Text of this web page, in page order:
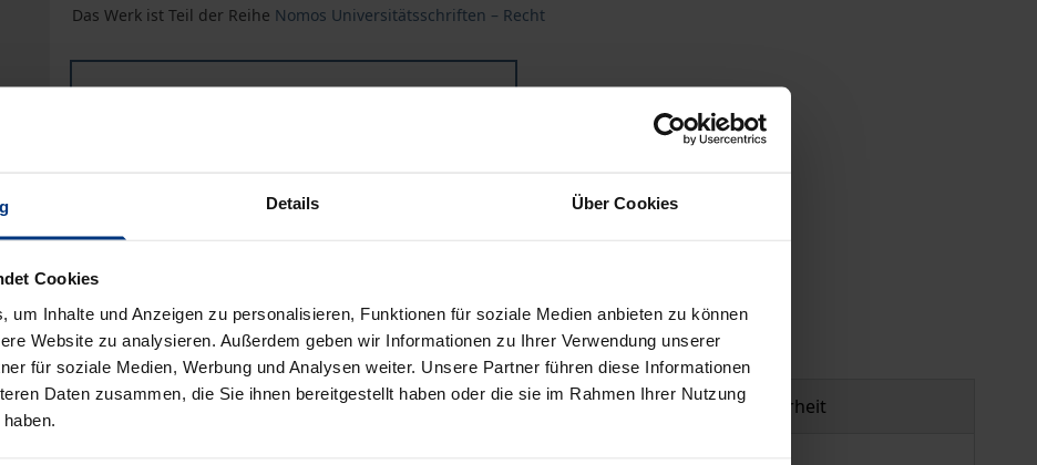
Details Über Cookies
Cookies
um Inhalte und Anzeigen zu personalisieren, Funktionen für soziale Medien anbieten zu können
Website zu analysieren. Außerdem geben wir Informationen zu Ihrer Verwendung unserer
für soziale Medien, Werbung und Analysen weiter. Unsere Partner führen diese Informationen
Daten zusammen, die Sie ihnen bereitgestellt haben oder die sie im Rahmen Ihrer Nutzung
Das Werk ist Teil der Reihe Nomos Universitätsschriften – Recht
Buch
41,00 €
Bibliografische Angaben Produktsicherheit